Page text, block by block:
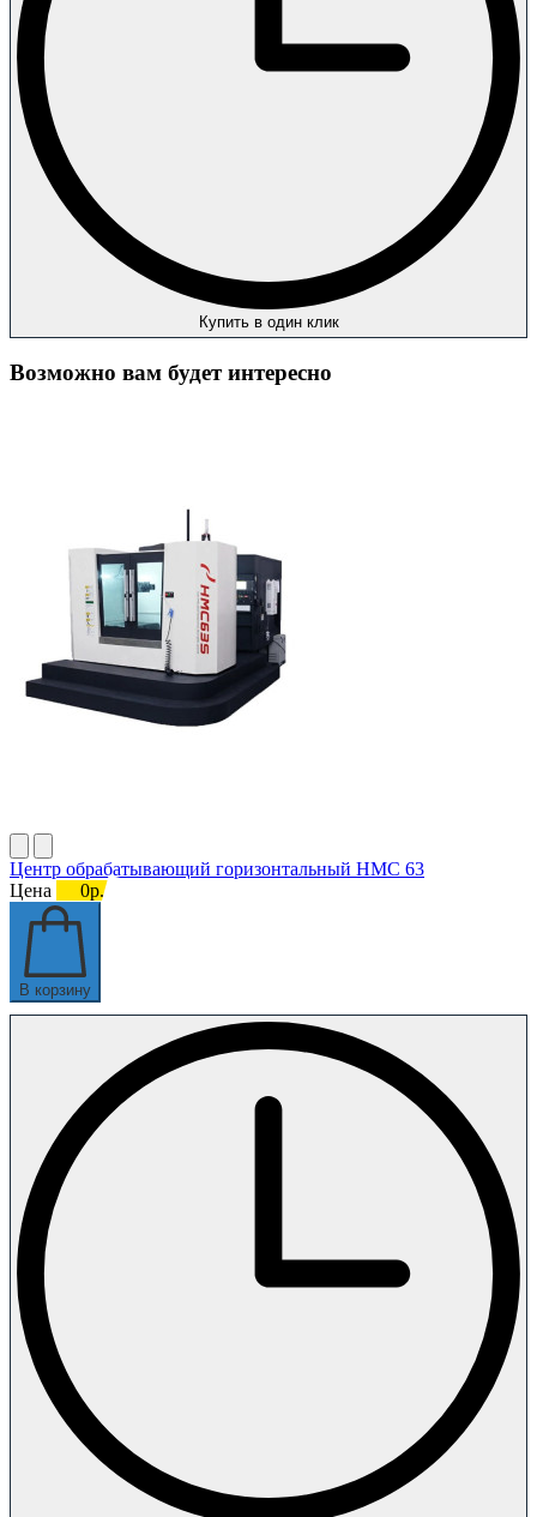
Купить в один клик
Возможно вам будет интересно
Центр обрабатывающий горизонтальный HMC 63
Цена
0р.
В корзину